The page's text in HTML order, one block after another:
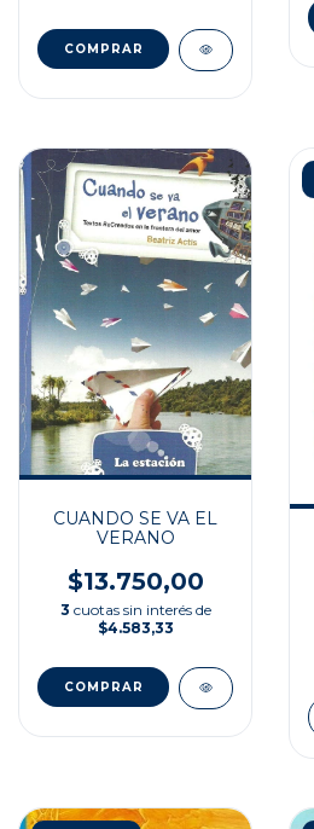
CUANDO SE VA EL
VERANO
$13.750,00
3 cuotas sin interés de
$4.583,33